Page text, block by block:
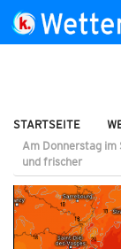
STARTSEITE
Am Donnerstag im
und frischer